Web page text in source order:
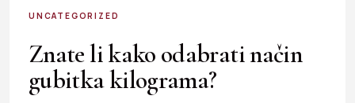
UNCATEGORIZED
Znate li kako odabrati način
gubitka kilograma?